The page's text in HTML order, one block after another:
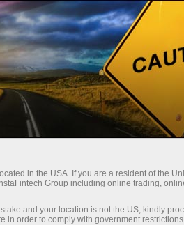
Компания янгиликлари
В САМОМ
ВИДЕ
С НАМИ!
in the USA. If you are a resident of the
Group including online trading,
and your location is not the US, kindly
in order to comply with government